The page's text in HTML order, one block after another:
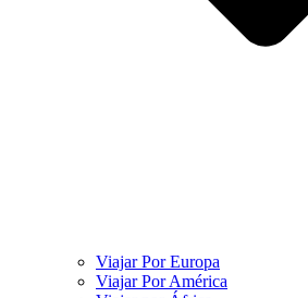
Viajar Por Europa
Viajar Por América